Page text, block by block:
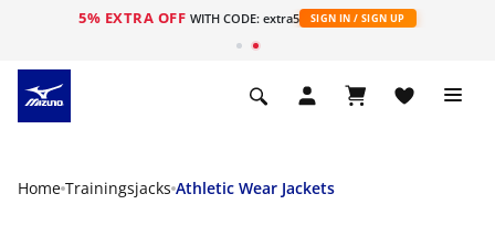
5% EXTRA OFF WITH CODE: extra5 SIGN IN / SIGN UP
Home Trainingsjacks Athletic Wear Jackets